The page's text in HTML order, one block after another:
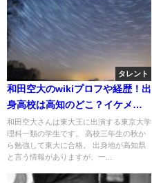
タレント
和田空大のwikiプロフや経歴！出
身高校は高知のどこ？イケメン
だけど彼女はいる？
和田空大さんは東大王に出演する東京大学
理科一類の学生です。 高校三年生の秋か
ら勉強して東大に合格。 出身地が高知県
と言う情報がありますが、一...